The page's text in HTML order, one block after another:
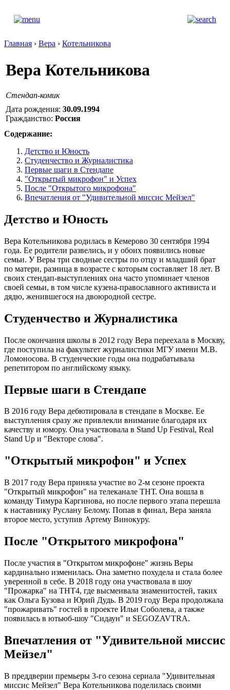
Главная › Вера › Котельникова
Вера Котельникова
Стендап-комик
Дата рождения: 30.09.1994
Гражданство: Россия
Содержание:
Детство и Юность
Студенчество и Журналистика
Первые шаги в Стендапе
"Открытый микрофон" и Успех
После "Открытого микрофона"
Впечатления от "Удивительной миссис Мейзел"
Детство и Юность
Вера Котельникова родилась в Кемерово 30 сентября 1994
года. Ее родители развелись, и у обоих появились новые
семьи. У Веры три сводные сестры по отцу и младший брат
по матери, разница в возрасте с которым составляет 18 лет. В
своих стендап-выступлениях она часто упоминает членов
своей семьи, в том числе кузена-православного активиста и
дядю, женившегося на двоюродной сестре.
Студенчество и Журналистика
После окончания школы в 2012 году Вера переехала в Москву,
где поступила на факультет журналистики МГУ имени М.В.
Ломоносова. В студенческие годы она подрабатывала
репетитором по английскому языку.
Первые шаги в Стендапе
В 2016 году Вера дебютировала в стендапе в Москве. Ее
выступления сразу же привлекли внимание благодаря их
качеству и юмору. Она участвовала в Stand Up Festival, Real
Stand Up и "Векторе слова".
"Открытый микрофон" и Успех
В 2017 году Вера приняла участие во 2-м сезоне проекта
"Открытый микрофон" на телеканале ТНТ. Она вошла в
команду Тимура Каргинова, но после первого этапа перешла
к наставнику Руслану Белому. Попав в финал, Вера заняла
второе место, уступив Артему Винокуру.
После "Открытого микрофона"
После участия в "Открытом микрофоне" жизнь Веры
кардинально изменилась. Она заметно похудела и стала более
уверенной в себе. В 2018 году она участвовала в шоу
"Прожарка" на ТНТ4, где высмеивала знаменитостей, таких
как Ольга Бузова и Юрий Дудь. В 2019 году Вера продолжала
"прожаривать" гостей в проекте Ильи Соболева, а также
появилась в ютьюб-шоу "Сидаун" и SEGOZAVTRA.
Впечатления от "Удивительной миссис
Мейзел"
В преддверии премьеры 3-го сезона сериала "Удивительная
миссис Мейзел" Вера Котельникова поделилась своими